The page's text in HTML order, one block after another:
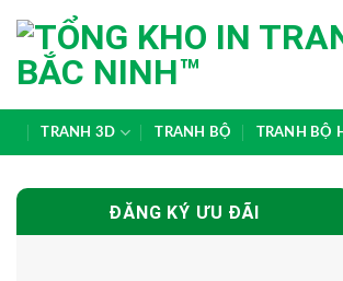
to
content
TRANH 3D TRANH BỘ TRANH BỘ
ĐĂNG KÝ ƯU ĐÃI